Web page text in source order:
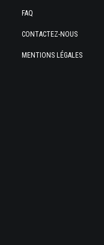
FAQ
CONTACTEZ-NOUS
MENTIONS LÉGALES